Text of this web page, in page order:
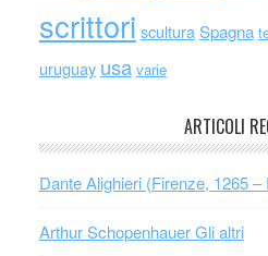
scrittori scultura Spagna
uruguay usa varie
ARTICOLI
Dante Alighieri (Firenze, 1265 –
Arthur Schopenhauer Gli altri